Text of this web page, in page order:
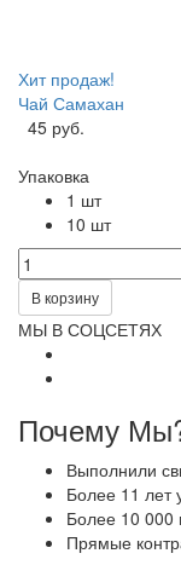
Хит продаж!
Чай Самахан
45 руб.
Упаковка
1 шт
10 шт
В корзину
МЫ В СОЦСЕТЯХ
Почему
Выполнили
Более 11 лет
Более 10 000
Прямые